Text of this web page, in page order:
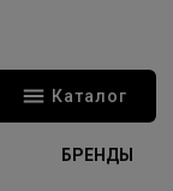
Каталог
БРЕНДЫ